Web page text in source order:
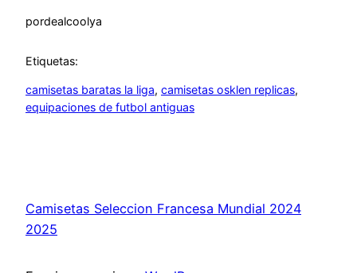
pordealcoolya
Etiquetas:
camisetas baratas la liga, camisetas osklen replicas
equipaciones de futbol antiguas
Camisetas Seleccion Francesa Mundial 2024
2025